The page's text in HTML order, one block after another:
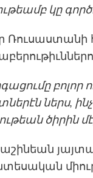
կը
Ռուսաստանի
բոլոր
ներս,
ծիրին